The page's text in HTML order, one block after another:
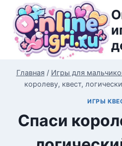
Перейти
содержимому
Главная / Игры для
королеву, квест,
ИГРЫ
Спаси